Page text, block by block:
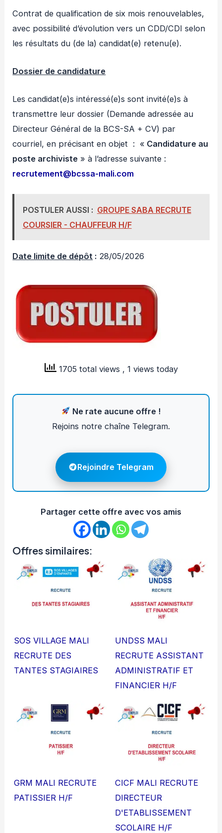
Contrat de qualification de six mois renouvelables,
avec possibilité d’évolution vers un CDD/CDI selon
les résultats du (de la) candidat(e) retenu(e).
Dossier de candidature
Les candidat(e)s intéressé(e)s sont invité(e)s à
transmettre leur dossier (Demande adressée au
Directeur Général de la BCS-SA + CV) par
courriel, en précisant en objet : « Candidature au
poste archiviste » à l’adresse suivante :
recrutement@bcssa-mali.com
POSTULER AUSSI : GROUPE SABA RECRUTE
COURSIER - CHAUFFEUR H/F
Date limite de dépôt : 28/05/2026
1705 total views , 1 views today
Ne rate aucune offre !
Rejoins notre chaîne Telegram.
Rejoindre Telegram
Partager cette offre avec vos amis
Offres similaires:
SOS VILLAGE MALI
RECRUTE DES
TANTES STAGIAIRES
UNDSS MALI
RECRUTE ASSISTANT
ADMINISTRATIF ET
FINANCIER H/F
GRM MALI RECRUTE
PATISSIER H/F
CICF MALI RECRUTE
DIRECTEUR
D'ETABLISSEMENT
SCOLAIRE H/F